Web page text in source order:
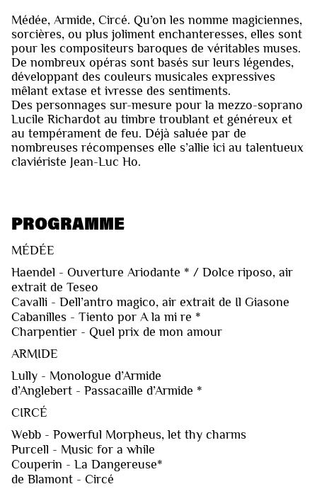
Médée, Armide, Circé. Qu’on les nomme magiciennes,
sorcières, ou plus joliment enchanteresses, elles sont
pour les compositeurs baroques de véritables muses.
De nombreux opéras sont basés sur leurs légendes,
développant des couleurs musicales expressives
mêlant extase et ivresse des sentiments.
Des personnages sur-mesure pour la mezzo-soprano
Lucile Richardot au timbre troublant et généreux et
au tempérament de feu. Déjà saluée par de
nombreuses récompenses elle s’allie ici au talentueux
claviériste Jean-Luc Ho.
PROGRAMME
MÉDÉE
Haendel - Ouverture Ariodante * / Dolce riposo, air
extrait de Teseo
Cavalli - Dell’antro magico, air extrait de Il Giasone
Cabanilles - Tiento por A la mi re *
Charpentier - Quel prix de mon amour
ARMIDE
Lully - Monologue d’Armide
d’Anglebert - Passacaille d’Armide *
CIRCÉ
Webb - Powerful Morpheus, let thy charms
Purcell - Music for a while
Couperin - La Dangereuse*
de Blamont - Circé